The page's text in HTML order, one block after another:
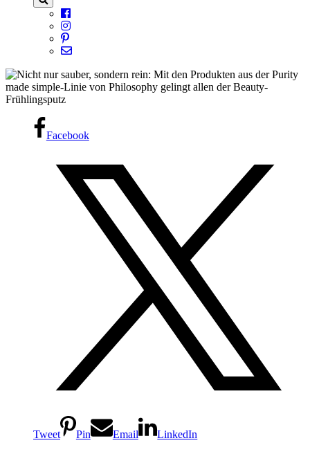
Facebook
Tweet Pin Email LinkedIn